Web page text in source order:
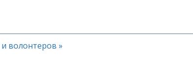
волонтеров »